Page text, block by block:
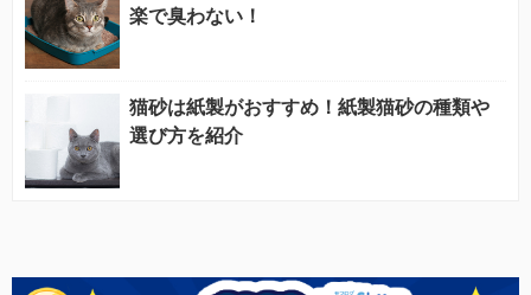
楽で臭わない！
猫砂は紙製がおすすめ！紙製猫砂の種類や
選び方を紹介